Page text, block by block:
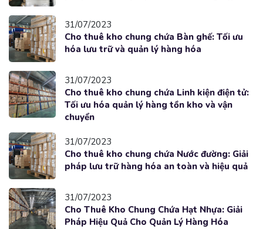
31/07/2023
Cho thuê kho chung chứa Bàn ghế: Tối ưu
hóa lưu trữ và quản lý hàng hóa
31/07/2023
Cho thuê kho chung chứa Linh kiện điện tử:
Tối ưu hóa quản lý hàng tồn kho và vận
chuyển
31/07/2023
Cho thuê kho chung chứa Nước đường: Giải
pháp lưu trữ hàng hóa an toàn và hiệu quả
31/07/2023
Cho Thuê Kho Chung Chứa Hạt Nhựa: Giải
Pháp Hiệu Quả Cho Quản Lý Hàng Hóa